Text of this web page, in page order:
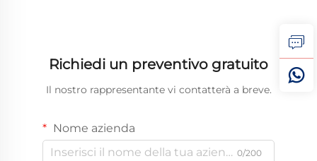
Richiedi un preventivo gratuito
Il nostro rappresentante vi contatterà a breve.
Nome azienda
0/200